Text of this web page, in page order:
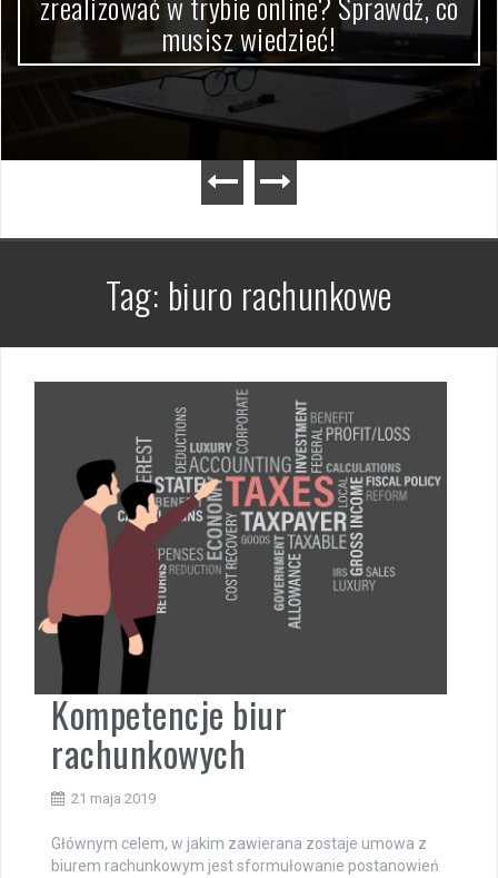
musisz wiedzieć!
Tag: biuro rachunkowe
Kompetencje biur
rachunkowych
21 maja 2019
Głównym celem, w jakim zawierana zostaje umowa z
biurem rachunkowym jest sformułowanie postanowień